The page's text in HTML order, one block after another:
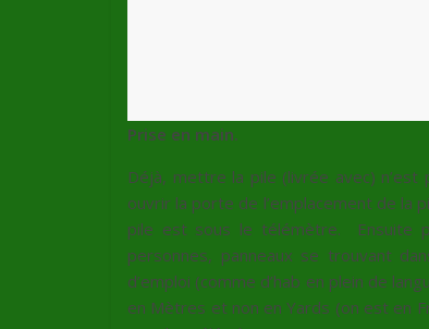
Prise en main.
Déjà, mettre la pile (livrée avec)
ouvrir la porte de l’emplacement de la
pile est sous le télémètre. Ensuite
personnes, panneaux se trouvant
d’emploi (comme d’hab en plein de
en Mètres et non en Yards (on est en